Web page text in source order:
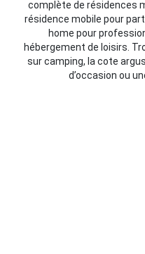
complète de résidences
résidence mobile pour
home pour
hébergement de loisirs.
sur camping, la cote
d’occasion ou